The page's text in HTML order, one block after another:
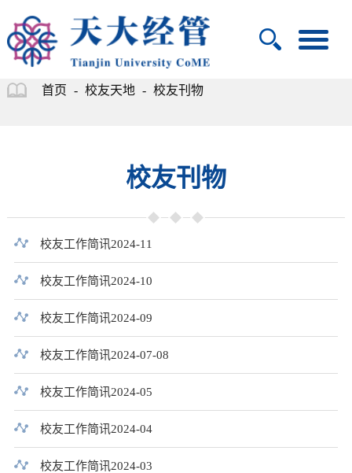
首页 - 校友天地 - 校友刊物
校友刊物
校友工作简讯2024-11
校友工作简讯2024-10
校友工作简讯2024-09
校友工作简讯2024-07-08
校友工作简讯2024-05
校友工作简讯2024-04
校友工作简讯2024-03